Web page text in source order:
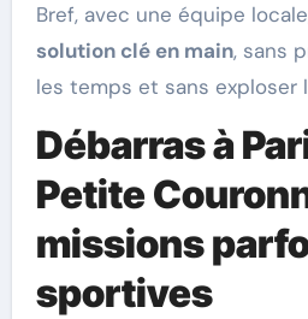
Bref, avec une équipe
solution clé en main, sans
les temps et sans exploser
Débarras à
Petite
missions
sportives